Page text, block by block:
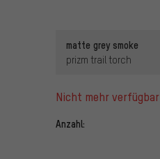
matte grey smoke
prizm trail torch
nicht mehr verfügbar
Anzahl: